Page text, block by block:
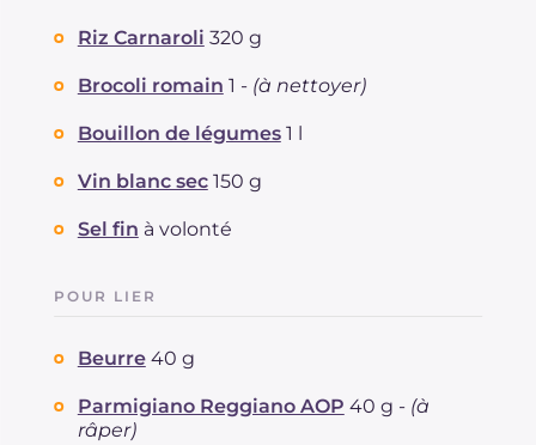
Riz Carnaroli 320 g
Brocoli romain 1 - (à nettoyer)
Bouillon de légumes 1 l
Vin blanc sec 150 g
Sel fin à volonté
POUR LIER
Beurre 40 g
Parmigiano Reggiano AOP 40 g - (à
râper)